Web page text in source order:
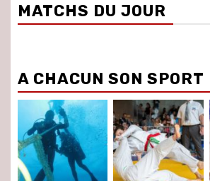
MATCHS DU JOUR
A CHACUN SON SPORT